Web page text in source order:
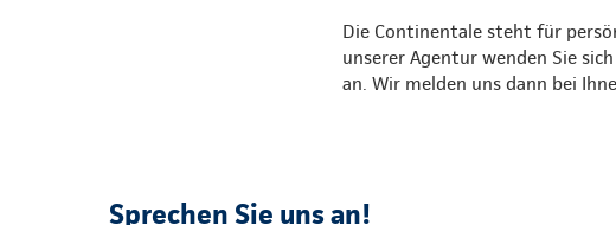
Die Continentale steht für
unserer Agentur wenden Sie
an. Wir melden uns dann bei
Sprechen Sie uns an!